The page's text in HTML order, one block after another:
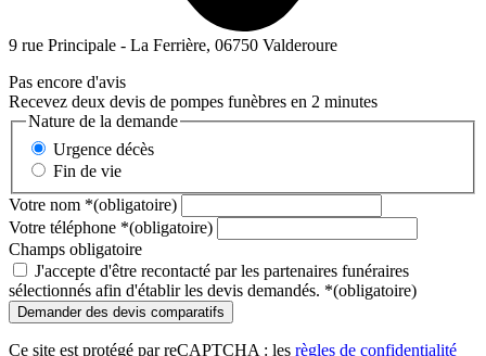
9 rue Principale - La Ferrière, 06750 Valderoure
Pas encore d'avis
Recevez deux devis de pompes funèbres en 2 minutes
Nature de la demande
Urgence décès
Fin de vie
Votre nom *(obligatoire)
Votre téléphone *(obligatoire)
Champs obligatoire
J'accepte d'être recontacté par les partenaires funéraires
sélectionnés afin d'établir les devis demandés. *(obligatoire)
Ce site est protégé par reCAPTCHA : les règles de confidentialité